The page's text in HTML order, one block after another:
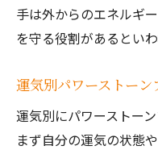
手は外からのエネルギ
を守る役割があるといわ
運気別パワーストー
運気別にパワーストー
まず自分の運気の状態